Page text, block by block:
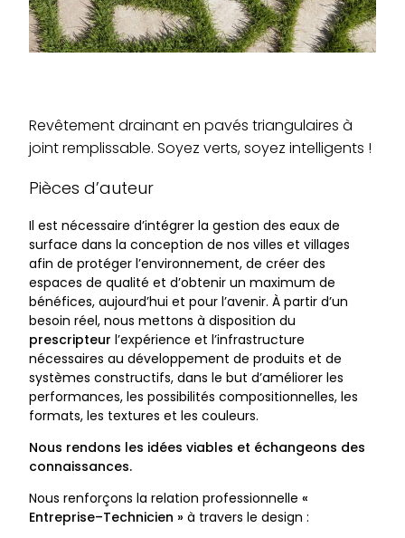
Revêtement drainant en pavés triangulaires à
joint remplissable. Soyez verts, soyez intelligents !
Pièces d’auteur
Il est nécessaire d’intégrer la gestion des eaux de
surface dans la conception de nos villes et villages
afin de protéger l’environnement, de créer des
espaces de qualité et d’obtenir un maximum de
bénéfices, aujourd’hui et pour l’avenir. À partir d’un
besoin réel, nous mettons à disposition du
prescripteur l’expérience et l’infrastructure
nécessaires au développement de produits et de
systèmes constructifs, dans le but d’améliorer les
performances, les possibilités compositionnelles, les
formats, les textures et les couleurs.
Nous rendons les idées viables et échangeons des
connaissances.
Nous renforçons la relation professionnelle «
Entreprise–Technicien » à travers le design :